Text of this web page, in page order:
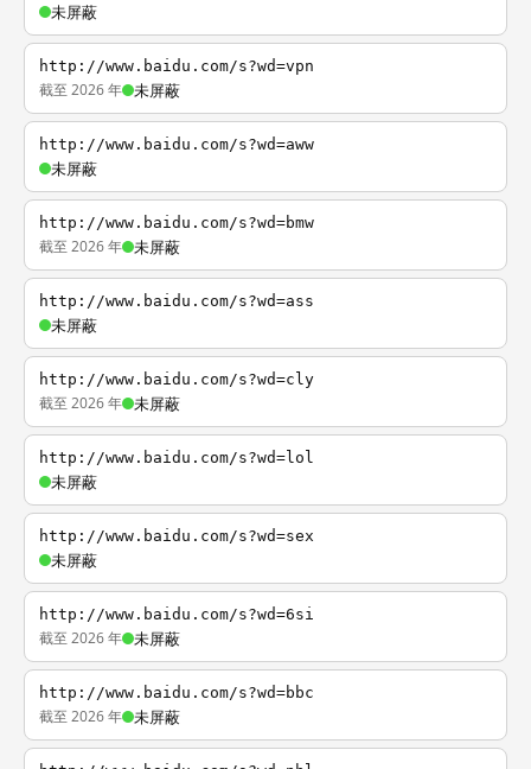
未屏蔽
http://www.baidu.com/s?wd=vpn
截至 2026 年 未屏蔽
http://www.baidu.com/s?wd=aww
未屏蔽
http://www.baidu.com/s?wd=bmw
截至 2026 年 未屏蔽
http://www.baidu.com/s?wd=ass
未屏蔽
http://www.baidu.com/s?wd=cly
截至 2026 年 未屏蔽
http://www.baidu.com/s?wd=lol
未屏蔽
http://www.baidu.com/s?wd=sex
未屏蔽
http://www.baidu.com/s?wd=6si
截至 2026 年 未屏蔽
http://www.baidu.com/s?wd=bbc
截至 2026 年 未屏蔽